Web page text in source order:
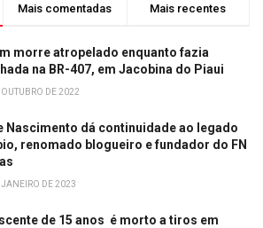
Mais comentadas Mais recentes
morre atropelado enquanto fazia
na BR-407, em Jacobina do Piaui
DE 2022
Nascimento dá continuidade ao legado
renomado blogueiro e fundador do FN
JANEIRO DE 2023
de 15 anos é morto a tiros em